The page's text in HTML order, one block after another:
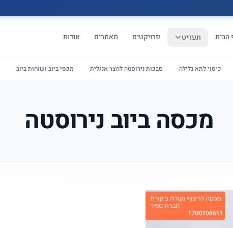
הבית תפריט פרויקטים מאמרים אודות
כיסוי לתא גלילה סבכות נירוסטה לחצר אנגלית מכסי ביוב ושוחות ביוב
מכסה ביוב נירוסטה